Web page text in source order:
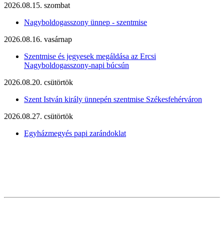
2026.08.15. szombat
Nagyboldogasszony ünnep - szentmise
2026.08.16. vasárnap
Szentmise és jegyesek megáldása az Ercsi
Nagyboldogasszony-napi búcsún
2026.08.20. csütörtök
Szent István király ünnepén szentmise Székesfehérváron
2026.08.27. csütörtök
Egyházmegyés papi zarándoklat